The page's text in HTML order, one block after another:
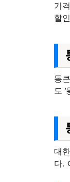
가
할
통
도
대
다.